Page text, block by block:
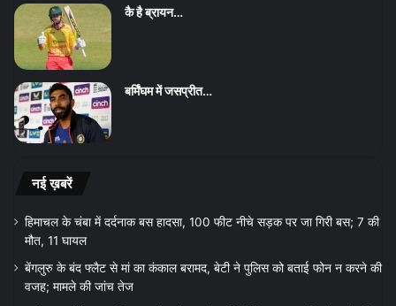
कै है ब्रायन…
बर्मिंघम में जसप्रीत…
नई ख़बरें
हिमाचल के चंबा में दर्दनाक बस हादसा, 100 फीट नीचे सड़क पर जा गिरी बस; 7 की
मौत, 11 घायल
बेंगलुरु के बंद फ्लैट से मां का कंकाल बरामद, बेटी ने पुलिस को बताई फोन न करने की
वजह; मामले की जांच तेज